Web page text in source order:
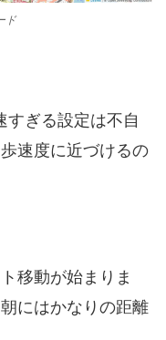
ド
すぎる設定は不自
速度に近づけるの
移動が始まりま
にはかなりの距離